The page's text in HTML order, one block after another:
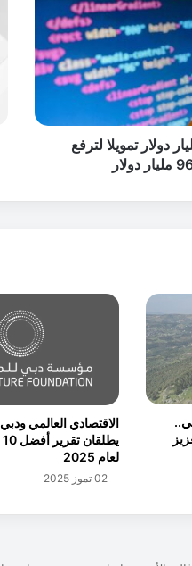
تجمع 65 مليار دولار تمويلا لترفع
ل
أ
ر
د
ن
ي
ي
ط
ل
ق
الاقتصادي العالمي
لعام 2025
02 تموز 2025